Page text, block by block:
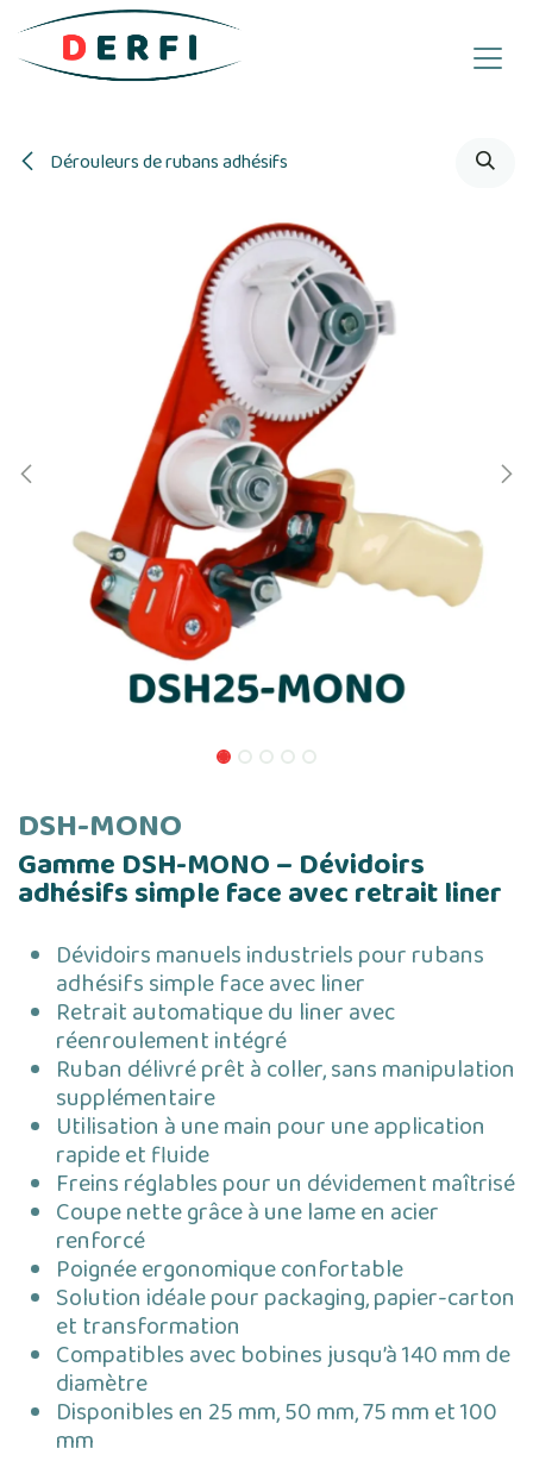
Se rendre au contenu
Dérouleurs de rubans adhésifs
DSH-MONO
Gamme DSH-MONO – Dévidoirs
adhésifs simple face avec retrait liner
Dévidoirs manuels industriels pour rubans
adhésifs simple face avec liner
Retrait automatique du liner avec
réenroulement intégré
Ruban délivré prêt à coller, sans manipulation
supplémentaire
Utilisation à une main pour une application
rapide et fluide
Freins réglables pour un dévidement maîtrisé
Coupe nette grâce à une lame en acier
renforcé
Poignée ergonomique confortable
Solution idéale pour packaging, papier-carton
et transformation
Compatibles avec bobines jusqu’à 140 mm de
diamètre
Disponibles en 25 mm, 50 mm, 75 mm et 100
mm